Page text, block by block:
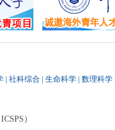
塘
边堤坝上行走时
| 社科综合 | 生命科学 | 数理科学
）